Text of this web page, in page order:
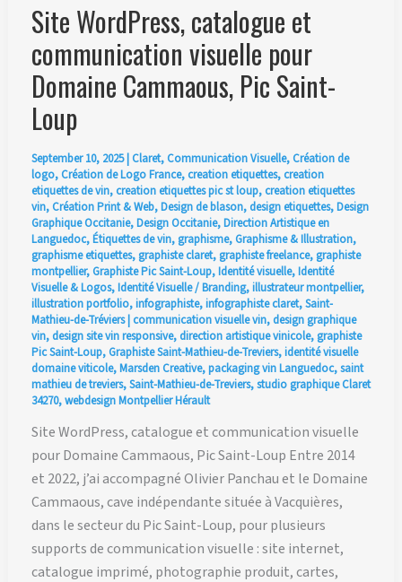
Site WordPress, catalogue et
communication visuelle pour
Domaine Cammaous, Pic Saint-
Loup
September 10, 2025 Claret, Communication Visuelle, Création de
logo, Création de Logo France, creation etiquettes, creation
etiquettes de vin, creation etiquettes pic st loup, creation etiquettes
vin, Création Print & Web,Design de blason, design etiquettes,Design
Graphique Occitanie,Design Occitanie,Direction Artistique en
Languedoc,Étiquettes de vin, graphisme, Graphisme & Illustration,
graphisme etiquettes, graphiste claret, graphiste freelance, graphiste
montpellier, Graphiste Pic Saint-Loup,Identité visuelle,Identité
Visuelle & Logos,Identité Visuelle / Branding,illustrateur montpellier,
illustration portfolio,infographiste,infographiste claret,Saint-
Mathieu-de-Tréviers| communication visuelle vin, design graphique
vin, design site vin responsive, direction artistique vinicole, graphiste
Pic Saint-Loup, Graphiste Saint-Mathieu-de-Treviers,identité visuelle
domaine viticole,Marsden Creative,packaging vin Languedoc,saint
mathieu de treviers,Saint-Mathieu-de-Treviers,studio graphique Claret
34270,webdesign Montpellier Hérault
Site WordPress, catalogue et communication visuelle
pour Domaine Cammaous, Pic Saint-Loup Entre 2014
et 2022, j’ai accompagné Olivier Panchau et le Domaine
Cammaous, cave indépendante située à Vacquières,
dans le secteur du Pic Saint-Loup, pour plusieurs
supports de communication visuelle : site internet,
catalogue imprimé, photographie produit, cartes,